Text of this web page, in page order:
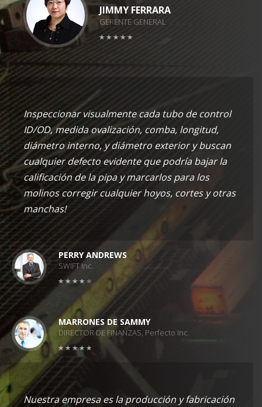
JIMMY FERRARA
GERENTE GENERAL
Inspeccionar visualmente cada tubo de control
ID/OD, medida ovalización, comba, longitud,
diámetro interno, y diámetro exterior y buscan
cualquier defecto evidente que podría bajar la
calificación de la pipa y marcarlos para los
molinos corregir cualquier hoyos, cortes y otras
manchas!
PERRY ANDREWS
SWIFT Inc.
MARRONES DE SAMMY
DIRECTOR DE FINANZAS, Perfecto Inc.
Nuestra empresa es la producción y fabricación